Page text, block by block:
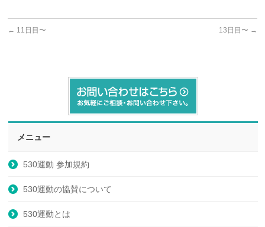
← 11日目〜 13日目〜 →
メニュー
530運動 参加規約
530運動の協賛について
530運動とは